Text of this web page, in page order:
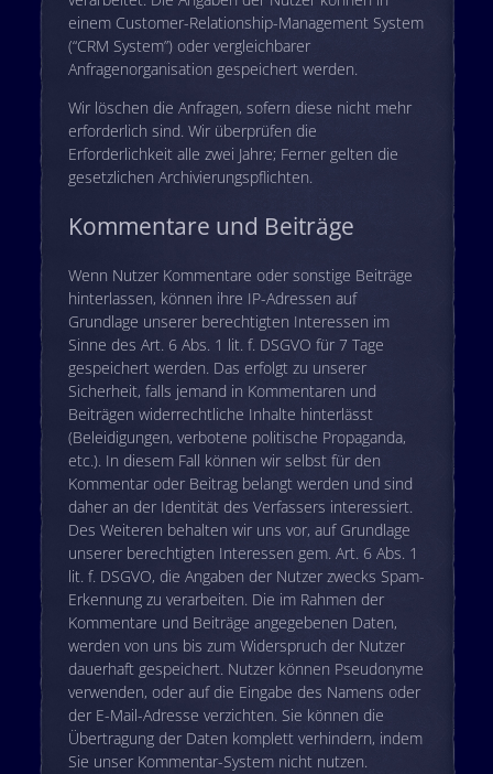
einem Customer-Relationship-Management System
(“CRM System”) oder vergleichbarer
Anfragenorganisation gespeichert werden.
Wir löschen die Anfragen, sofern diese nicht mehr
erforderlich sind. Wir überprüfen die
Erforderlichkeit alle zwei Jahre; Ferner gelten die
gesetzlichen Archivierungspflichten.
Kommentare und Beiträge
Wenn Nutzer Kommentare oder sonstige Beiträge
hinterlassen, können ihre IP-Adressen auf
Grundlage unserer berechtigten Interessen im
Sinne des Art. 6 Abs. 1 lit. f. DSGVO für 7 Tage
gespeichert werden. Das erfolgt zu unserer
Sicherheit, falls jemand in Kommentaren und
Beiträgen widerrechtliche Inhalte hinterlässt
(Beleidigungen, verbotene politische Propaganda,
etc.). In diesem Fall können wir selbst für den
Kommentar oder Beitrag belangt werden und sind
daher an der Identität des Verfassers interessiert.
Des Weiteren behalten wir uns vor, auf Grundlage
unserer berechtigten Interessen gem. Art. 6 Abs. 1
lit. f. DSGVO, die Angaben der Nutzer zwecks Spam-
Erkennung zu verarbeiten. Die im Rahmen der
Kommentare und Beiträge angegebenen Daten,
werden von uns bis zum Widerspruch der Nutzer
dauerhaft gespeichert. Nutzer können Pseudonyme
verwenden, oder auf die Eingabe des Namens oder
der E-Mail-Adresse verzichten. Sie können die
Übertragung der Daten komplett verhindern, indem
Sie unser Kommentar-System nicht nutzen.